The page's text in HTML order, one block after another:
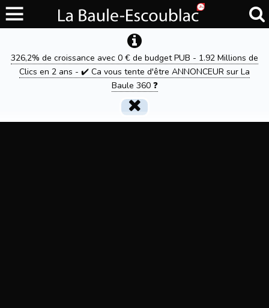
326,2% de croissance avec 0 € de budget PUB - 1.92 Millions de
Clics en 2 ans - ✔️ Ca vous tente d'être ANNONCEUR sur La
Baule 360 ❓